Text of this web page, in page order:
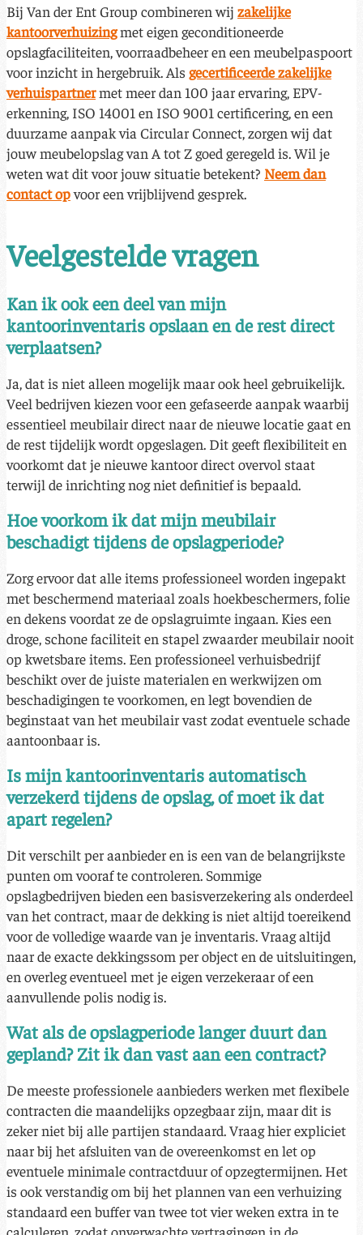
Bij Van der Ent Group combineren wij zakelijke
kantoorverhuizingmet eigen geconditioneerde
opslagfaciliteiten, voorraadbeheer en een meubelpaspoort
voor inzicht in hergebruik. Als gecertificeerde zakelijke
verhuispartnermet meer dan 100 jaar ervaring, EPV-
erkenning, ISO 14001 en ISO 9001 certificering, en een
duurzame aanpak via Circular Connect, zorgen wij dat
jouw meubelopslag van A tot Z goed geregeld is. Wil je
weten wat dit voor jouw situatie betekent? Neem dan
contact opvoor een vrijblijvend gesprek.
Veelgestelde vragen
Kan ik ook een deel van mijn
kantoorinventaris opslaan en de rest direct
verplaatsen?
Ja, dat is niet alleen mogelijk maar ook heel gebruikelijk.
Veel bedrijven kiezen voor een gefaseerde aanpak waarbij
essentieel meubilair direct naar de nieuwe locatie gaat en
de rest tijdelijk wordt opgeslagen. Dit geeft flexibiliteit en
voorkomt dat je nieuwe kantoor direct overvol staat
terwijl de inrichting nog niet definitief is bepaald.
Hoe voorkom ik dat mijn meubilair
beschadigt tijdens de opslagperiode?
Zorg ervoor dat alle items professioneel worden ingepakt
met beschermend materiaal zoals hoekbeschermers, folie
en dekens voordat ze de opslagruimte ingaan. Kies een
droge, schone faciliteit en stapel zwaarder meubilair nooit
op kwetsbare items. Een professioneel verhuisbedrijf
beschikt over de juiste materialen en werkwijzen om
beschadigingen te voorkomen, en legt bovendien de
beginstaat van het meubilair vast zodat eventuele schade
aantoonbaar is.
Is mijn kantoorinventaris automatisch
verzekerd tijdens de opslag, of moet ik dat
apart regelen?
Dit verschilt per aanbieder en is een van de belangrijkste
punten om vooraf te controleren. Sommige
opslagbedrijven bieden een basisverzekering als onderdeel
van het contract, maar de dekking is niet altijd toereikend
voor de volledige waarde van je inventaris. Vraag altijd
naar de exacte dekkingssom per object en de uitsluitingen,
en overleg eventueel met je eigen verzekeraar of een
aanvullende polis nodig is.
Wat als de opslagperiode langer duurt dan
gepland? Zit ik dan vast aan een contract?
De meeste professionele aanbieders werken met flexibele
contracten die maandelijks opzegbaar zijn, maar dit is
zeker niet bij alle partijen standaard. Vraag hier expliciet
naar bij het afsluiten van de overeenkomst en let op
eventuele minimale contractduur of opzegtermijnen. Het
is ook verstandig om bij het plannen van een verhuizing
standaard een buffer van twee tot vier weken extra in te
calculeren, zodat onverwachte vertragingen in de